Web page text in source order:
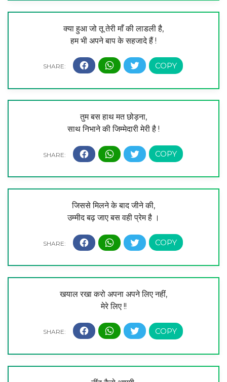
क्या हुआ जो तू तेरी माँ की लाडली है,
हम भी अपने बाप के सहजादे हैं !
तुम बस हाथ मत छोड़ना,
साथ निभाने की जिम्मेदारी मेरी है !
जिससे मिलने के बाद जीने की,
उम्मीद बढ़ जाए बस वही प्रेम है ।
खयाल रखा करो अपना अपने लिए नहीं,
मेरे लिए !!